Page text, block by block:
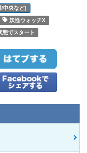
中央など)
妖怪ウォッチX
でスタート